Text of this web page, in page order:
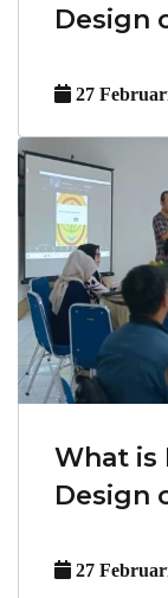
Design
27
What
Design
27